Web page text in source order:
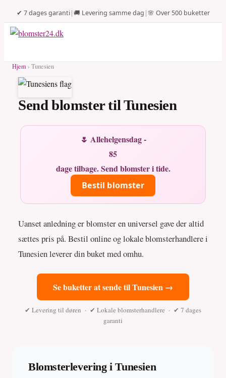
✔ 7 dages garanti|🚚 Levering samme dag |🌸 Over 500 buketter
Hjem › Tunesien
Send blomster til Tunesien
🌷 Allehelgensdag -
85
dage tilbage. Send blomster i tide.
Bestil blomster
Uanset anledning er blomster en universel gave der altid
sættes pris på. Bestil online og lokale blomsterhandlere i
Tunesien leverer din buket med omhu.
Se buketter at sende til Tunesien →
✔ Levering til døren · ✔ Lokale blomsterhandlere · ✔ 7 dages
garanti
Blomsterlevering i Tunesien